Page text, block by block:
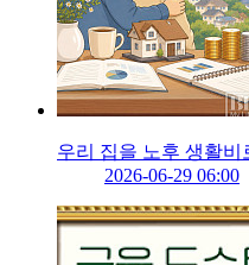
우리 집을 노후 생활비
2026-06-29 06:00